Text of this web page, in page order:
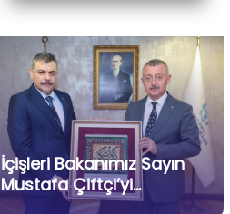
İçişleri Bakanımız Sayın
Mustafa Çiftçi’yi
Belediyemizde